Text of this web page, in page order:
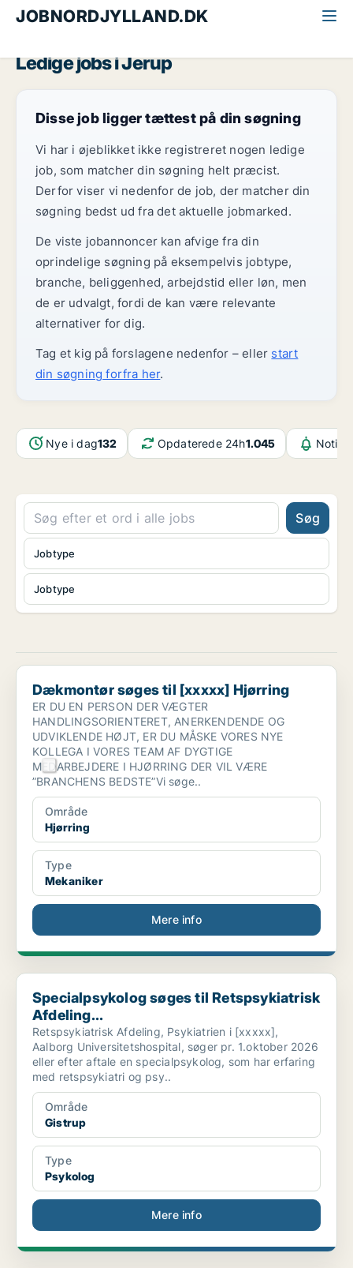
JOBNORDJYLLAND.DK
Ledige jobs i Jerup
Disse job ligger tættest på din søgning
Vi har i øjeblikket ikke registreret nogen ledige
job, som matcher din søgning helt præcist.
Derfor viser vi nedenfor de job, der matcher din
søgning bedst ud fra det aktuelle jobmarked.
De viste jobannoncer kan afvige fra din
oprindelige søgning på eksempelvis jobtype,
branche, beliggenhed, arbejdstid eller løn, men
de er udvalgt, fordi de kan være relevante
alternativer for dig.
Tag et kig på forslagene nedenfor – eller start
din søgning forfra her.
Nye i dag132 Opdaterede 24h1.045
Søg
Jobtype
Jobtype
Dækmontør søges til [xxxxx] Hjørring
Dækmontør søges til [xxxxx] Hjørring
ER DU EN PERSON DER VÆGTER
HANDLINGSORIENTERET, ANERKENDENDE OG
UDVIKLENDE HØJT, ER DU MÅSKE VORES NYE
KOLLEGA I VORES TEAM AF DYGTIGE
MEDARBEJDERE I HJØRRING DER VIL VÆRE
”BRANCHENS BEDSTE”Vi søge..
Område
Hjørring
Type
Mekaniker
Mere info
Specialpsykolog søges til Retspsykiatrisk Afdeling...
Specialpsykolog søges til Retspsykiatrisk
Afdeling...
Retspsykiatrisk Afdeling, Psykiatrien i [xxxxx],
Aalborg Universitetshospital, søger pr. 1.oktober 2026
eller efter aftale en specialpsykolog, som har erfaring
med retspsykiatri og psy..
Område
Gistrup
Type
Psykolog
Mere info